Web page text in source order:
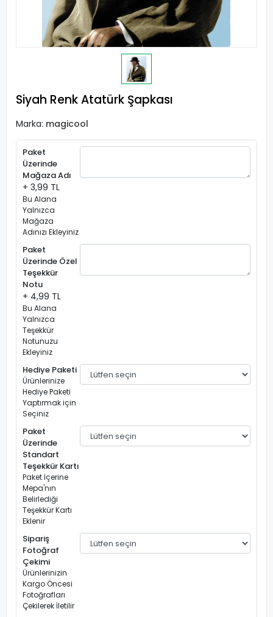
Siyah Renk Atatürk Şapkası
Marka: magicool
Paket
Üzerinde
Mağaza Adı
+ 3,99 TL
Bu Alana
Yalnızca
Mağaza
Adınızı Ekleyiniz
Paket
Üzerinde Özel
Teşekkür
Notu
+ 4,99 TL
Bu Alana
Yalnızca
Teşekkür
Notunuzu
Ekleyiniz
Hediye Paketi
Ürünlerinize
Hediye Paketi
Yaptırmak için
Seçiniz
Paket
Üzerinde
Standart
Teşekkür Kartı
Paket İçerine
Mepa'nın
Belirlediği
Teşekkür Kartı
Eklenir
Sipariş
Fotoğraf
Çekimi
Ürünlerinizin
Kargo Öncesi
Fotoğrafları
Çekilerek İletilir